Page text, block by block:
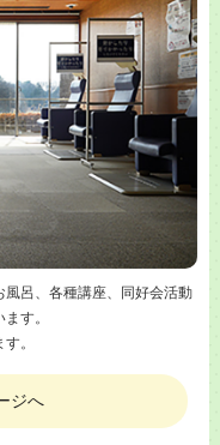
呂、各種講座、同好会活動
す。
。
ジへ